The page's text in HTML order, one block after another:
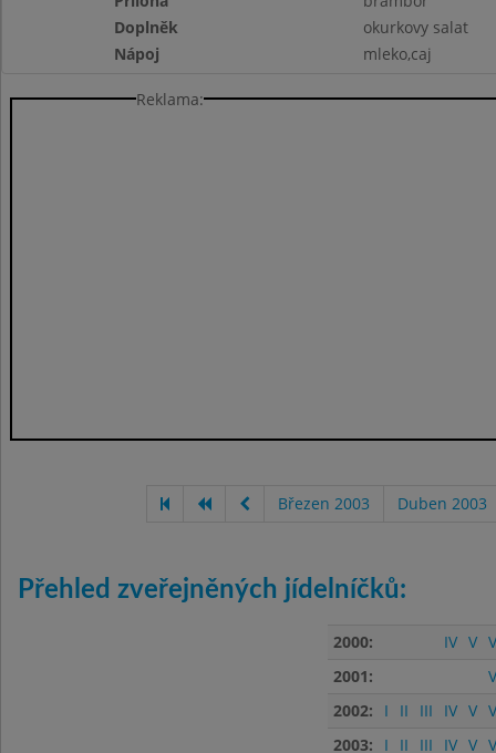
Doplněk
okurkovy salat
Nápoj
mleko,caj
Reklama:
Březen 2003 Duben 2003
Přehled zveřejněných jídelníčků:
2000: IV V
2001:
2002:
I II III IV V
2003:
I II III IV V